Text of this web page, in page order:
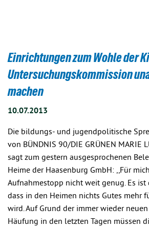
Einrichtungen zum Wohle der
Untersuchungskommission
machen
10.07.2013
Die bildungs- und jugendpolitische
von BÜNDNIS 90/DIE GRÜNEN MARIE
sagt zum gestern ausgesprochenen
Heime der Haasenburg GmbH: ,,Für
Aufnahmestopp nicht weit genug. Es
dass in den Heimen nichts Gutes mehr
wird. Auf Grund der immer wieder
Häufung in den letzten Tagen müssen